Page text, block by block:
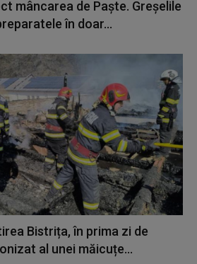
mâncarea de Paște. Greșelile
în doar...
Bistrița, în prima zi de
al unei măicuțe...